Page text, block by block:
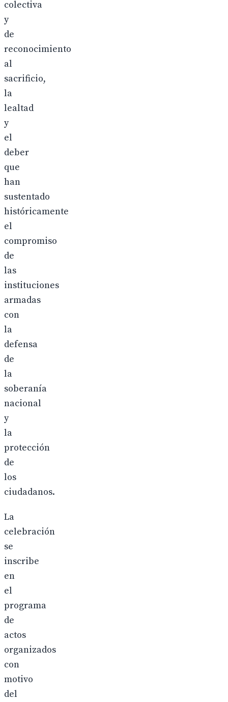
colectiva
y
de
reconocimiento
al
sacrificio,
la
lealtad
y
el
deber
que
han
sustentado
históricamente
el
compromiso
de
las
instituciones
armadas
con
la
defensa
de
la
soberanía
nacional
y
la
protección
de
los
ciudadanos.
La
celebración
se
inscribe
en
el
programa
de
actos
organizados
con
motivo
del